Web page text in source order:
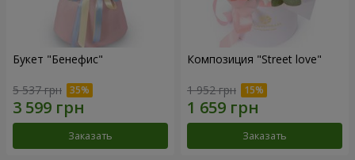
Букет "Бенефис"
5 537 грн
Заказать
Композиция "Street love"
1 952 грн
Заказать